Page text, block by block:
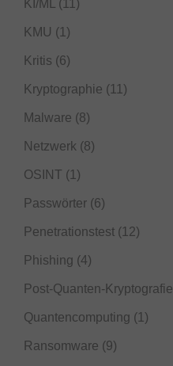
KI/ML (11)
KMU (1)
Kritis (6)
Kryptographie (11)
Malware (8)
Netzwerk (8)
OSINT (1)
Passwörter (6)
Penetrationstest (12)
Phishing (4)
Post-Quanten-Kryptografie
Quantencomputing (1)
Ransomware (9)